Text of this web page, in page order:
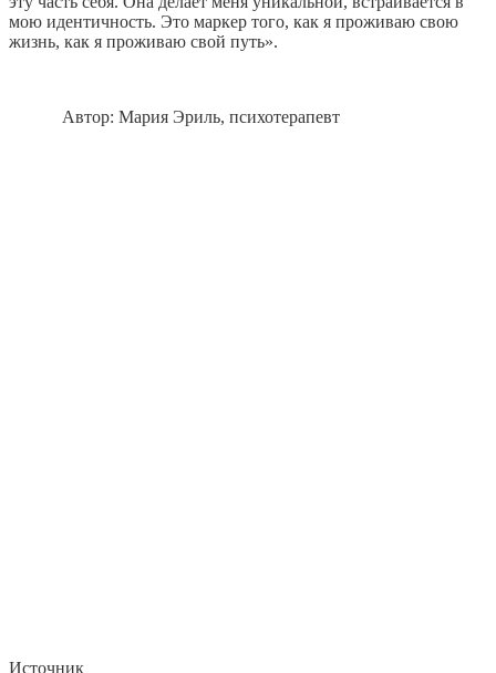
мою идентичность. Это маркер того, как я проживаю свою
жизнь, как я проживаю свой путь».
Автор: Мария Эриль, психотерапевт
Источник